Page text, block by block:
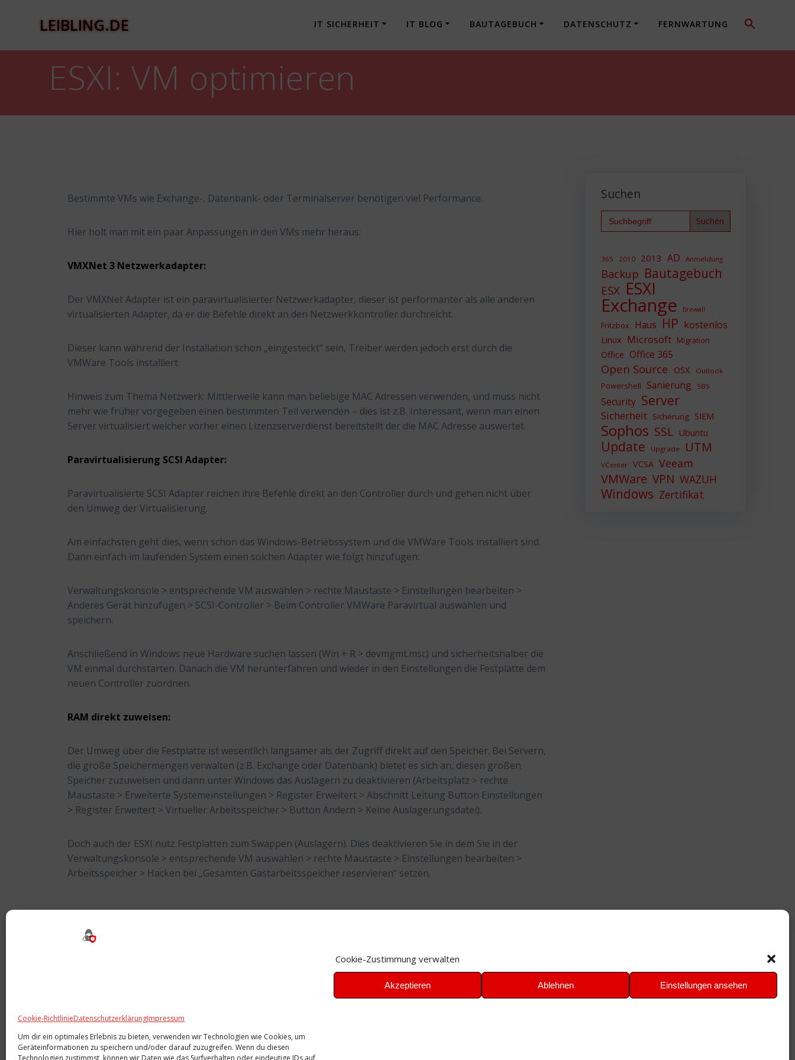
Cookie-Zustimmung verwalten
Um dir ein optimales Erlebnis zu bieten, verwenden wir Technologien wie Cookies, um
Geräteinformationen zu speichern und/oder darauf zuzugreifen. Wenn du diesen
Technologien zustimmst, können wir Daten wie das Surfverhalten oder eindeutige IDs auf
Akzeptieren Ablehnen Einstellungen ansehen
Cookie-RichtlinieDatenschutzerklärungImpressum
LEIBLING.DE IT SICHERHEIT IT BLOG BAUTAGEBUCH DATENSCHUTZ FERNWARTUNG
ESXI: VM optimieren
Bestimmte VMs wie Exchange-, Datenbank- oder Terminalserver benötigen viel Performance.
Hier holt man mit ein paar Anpassungen in den VMs mehr heraus:
VMXNet 3 Netzwerkadapter:
Der VMXNet Adapter ist ein paravirtualisierter Netzwerkadapter, dieser ist performanter als alle anderen
virtualisierten Adapter, da er die Befehle direkt an den Netzwerkkontroller durchreicht.
Dieser kann während der Installation schon „eingesteckt“ sein, Treiber werden jedoch erst durch die
VMWare Tools installiert.
Hinweis zum Thema Netzwerk: Mittlerweile kann man beliebige MAC Adressen verwenden, und muss nicht
mehr wie früher vorgegeben einen bestimmten Teil verwenden – dies ist z.B. Interessant, wenn man einen
Server virtualisiert welcher vorher einen Lizenzserverdienst bereitstellt der die MAC Adresse auswertet.
Paravirtualisierung SCSI Adapter:
Paravirtualisierte SCSI Adapter reichen ihre Befehle direkt an den Controller durch und gehen nicht über
den Umweg der Virtualisierung.
Am einfachsten geht dies, wenn schon das Windows-Betriebssystem und die VMWare Tools installiert sind.
Dann einfach im laufenden System einen solchen Adapter wie folgt hinzufügen:
Verwaltungskonsole > entsprechende VM auswählen > rechte Maustaste > Einstellungen bearbeiten >
Anderes Gerät hinzufügen > SCSI-Controller > Beim Controller VMWare Paravirtual auswählen und
speichern.
Anschließend in Windows neue Hardware suchen lassen (Win + R > devmgmt.msc) und sicherheitshalber die
VM einmal durchstarten. Danach die VM herunterfahren und wieder in den Einstellungen die Festplatte dem
neuen Controller zuordnen.
RAM direkt zuweisen:
Der Umweg über die Festplatte ist wesentlich langsamer als der Zugriff direkt auf den Speicher. Bei Servern,
die große Speichermengen verwalten (z.B. Exchange oder Datenbank) bietet es sich an, diesen großen
Speicher zuzuweisen und dann unter Windows das Auslagern zu deaktivieren (Arbeitsplatz > rechte
Maustaste > Erweiterte Systemeinstellungen > Register Erweitert > Abschnitt Leitung Button Einstellungen
> Register Erweitert > Virtueller Arbeitsspeicher > Button Ändern > Keine Auslagerungsdatei).
Doch auch der ESXI nutz Festplatten zum Swappen (Auslagern). Dies deaktivieren Sie in dem Sie in der
Verwaltungskonsole > entsprechende VM auswählen > rechte Maustaste > Einstellungen bearbeiten >
Arbeitsspeicher > Hacken bei „Gesamten Gastarbeitsspeicher reservieren“ setzen.
Suchen
Search
for:
365 2010 2013 AD Anmeldung
Backup Bautagebuch
ESX ESXI
Exchange firewall
Fritzbox Haus HP kostenlos
Linux Microsoft Migration
Office Office 365
Open Source OSX Outlook
Powershell Sanierung SBS
Security Server
Sicherheit Sicherung SIEM
Sophos SSL Ubuntu
Update Upgrade UTM
VCenter VCSA Veeam
VMWare VPN WAZUH
Windows Zertifikat